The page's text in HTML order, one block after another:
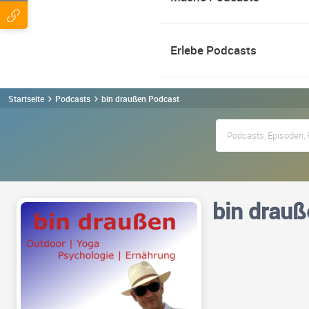
Erlebe Podcasts
Startseite Podcasts bin draußen Podcast
bin